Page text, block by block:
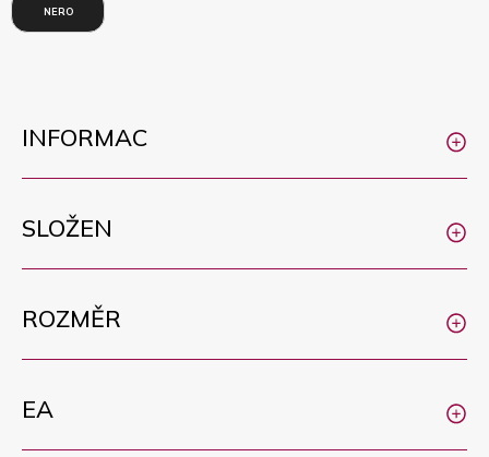
NERO
INFORMAC
SLOŽEN
ROZMĚR
EA